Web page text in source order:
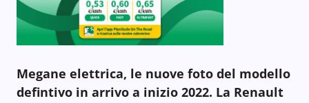
Megane elettrica, le nuove foto del modello
defintivo in arrivo a inizio 2022. La Renault